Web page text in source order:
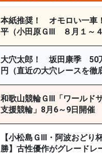
本紙推奨！ オモロい一
平（小田原ＧⅢ ８月１～４
大穴太郎！ 坂田康季 50
円（直近の大穴レースを徹
和歌山競輪ＧⅢ「ワールド
支援競輪」8月6～9日開催
頃から予想生配信
【小松島ＧⅢ・阿波おどり
勝】古性優作がグレードレ